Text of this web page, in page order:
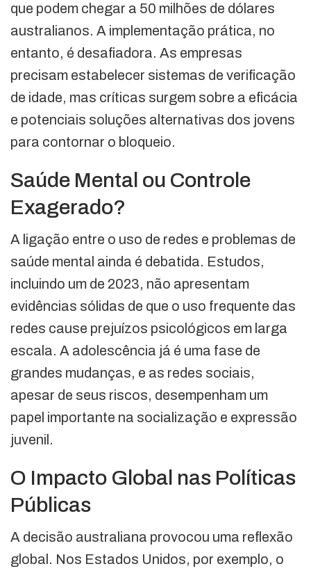
que podem chegar a 50 milhões de dólares
australianos. A implementação prática, no
entanto, é desafiadora. As empresas
precisam estabelecer sistemas de verificação
de idade, mas críticas surgem sobre a eficácia
e potenciais soluções alternativas dos jovens
para contornar o bloqueio.
Saúde Mental ou Controle
Exagerado?
A ligação entre o uso de redes e problemas de
saúde mental ainda é debatida. Estudos,
incluindo um de 2023, não apresentam
evidências sólidas de que o uso frequente das
redes cause prejuízos psicológicos em larga
escala. A adolescência já é uma fase de
grandes mudanças, e as redes sociais,
apesar de seus riscos, desempenham um
papel importante na socialização e expressão
juvenil.
O Impacto Global nas Políticas
Públicas
A decisão australiana provocou uma reflexão
global. Nos Estados Unidos, por exemplo, o